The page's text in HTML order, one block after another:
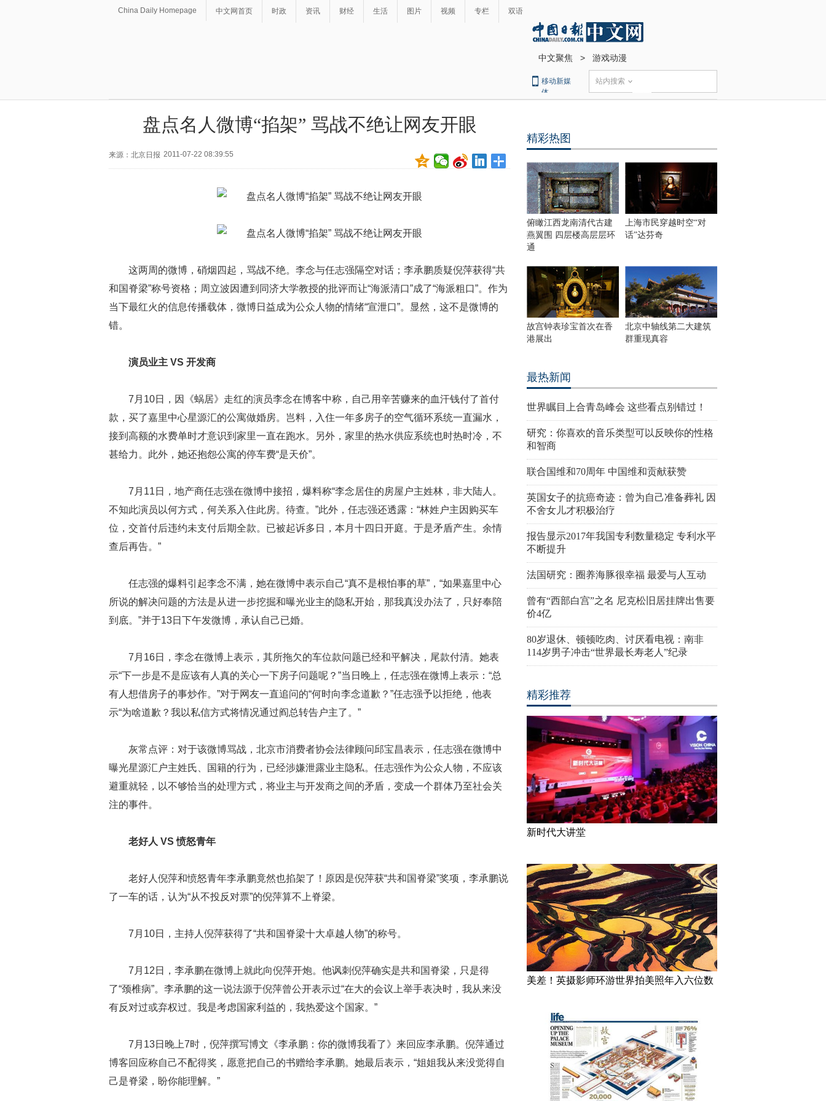
China Daily Homepage 中文网首页 时政 资讯 财经 生活 图片 视频 专栏 双语
中文聚焦 > 游戏动漫
移动新媒
体
站内搜索
盘点名人微博“掐架” 骂战不绝让网友开眼
来源：北京日报 2011-07-22 08:39:55
这两周的微博，硝烟四起，骂战不绝。李念与任志强隔空对话；李承鹏质疑倪萍获得“共
和国脊梁”称号资格；周立波因遭到同济大学教授的批评而让“海派清口”成了“海派粗口”。作为
当下最红火的信息传播载体，微博日益成为公众人物的情绪“宣泄口”。显然，这不是微博的
错。
演员业主 VS 开发商
7月10日，因《蜗居》走红的演员李念在博客中称，自己用辛苦赚来的血汗钱付了首付
款，买了嘉里中心星源汇的公寓做婚房。岂料，入住一年多房子的空气循环系统一直漏水，
接到高额的水费单时才意识到家里一直在跑水。另外，家里的热水供应系统也时热时冷，不
甚给力。此外，她还抱怨公寓的停车费“是天价”。
7月11日，地产商任志强在微博中接招，爆料称“李念居住的房屋户主姓林，非大陆人。
不知此演员以何方式，何关系入住此房。待查。”此外，任志强还透露：“林姓户主因购买车
位，交首付后违约未支付后期全款。已被起诉多日，本月十四日开庭。于是矛盾产生。余情
查后再告。”
任志强的爆料引起李念不满，她在微博中表示自己“真不是根怕事的草”，“如果嘉里中心
所说的解决问题的方法是从进一步挖掘和曝光业主的隐私开始，那我真没办法了，只好奉陪
到底。”并于13日下午发微博，承认自己已婚。
7月16日，李念在微博上表示，其所拖欠的车位款问题已经和平解决，尾款付清。她表
示“下一步是不是应该有人真的关心一下房子问题呢？”当日晚上，任志强在微博上表示：“总
有人想借房子的事炒作。”对于网友一直追问的“何时向李念道歉？”任志强予以拒绝，他表
示“为啥道歉？我以私信方式将情况通过阎总转告户主了。”
灰常点评：对于该微博骂战，北京市消费者协会法律顾问邱宝昌表示，任志强在微博中
曝光星源汇户主姓氏、国籍的行为，已经涉嫌泄露业主隐私。任志强作为公众人物，不应该
避重就轻，以不够恰当的处理方式，将业主与开发商之间的矛盾，变成一个群体乃至社会关
注的事件。
老好人 VS 愤怒青年
老好人倪萍和愤怒青年李承鹏竟然也掐架了！原因是倪萍获“共和国脊梁”奖项，李承鹏说
了一车的话，认为“从不投反对票”的倪萍算不上脊梁。
7月10日，主持人倪萍获得了“共和国脊梁十大卓越人物”的称号。
7月12日，李承鹏在微博上就此向倪萍开炮。他讽刺倪萍确实是共和国脊梁，只是得
了“颈椎病”。李承鹏的这一说法源于倪萍曾公开表示过“在大的会议上举手表决时，我从来没
有反对过或弃权过。我是考虑国家利益的，我热爱这个国家。”
7月13日晚上7时，倪萍撰写博文《李承鹏：你的微博我看了》来回应李承鹏。倪萍通过
博客回应称自己不配得奖，愿意把自己的书赠给李承鹏。她最后表示，“姐姐我从来没觉得自
己是脊梁，盼你能理解。”
精彩热图
俯瞰江西龙南清代古建
燕翼围 四层楼高层层环
通
上海市民穿越时空“对
话”达芬奇
故宫钟表珍宝首次在香
港展出
北京中轴线第二大建筑
群重现真容
最热新闻
世界瞩目上合青岛峰会 这些看点别错过！
研究：你喜欢的音乐类型可以反映你的性格
和智商
联合国维和70周年 中国维和贡献获赞
英国女子的抗癌奇迹：曾为自己准备葬礼 因
不舍女儿才积极治疗
报告显示2017年我国专利数量稳定 专利水平
不断提升
法国研究：圈养海豚很幸福 最爱与人互动
曾有“西部白宫”之名 尼克松旧居挂牌出售要
价4亿
80岁退休、顿顿吃肉、讨厌看电视：南非
114岁男子冲击“世界最长寿老人”纪录
精彩推荐
新时代大讲堂
美差！英摄影师环游世界拍美照年入六位数